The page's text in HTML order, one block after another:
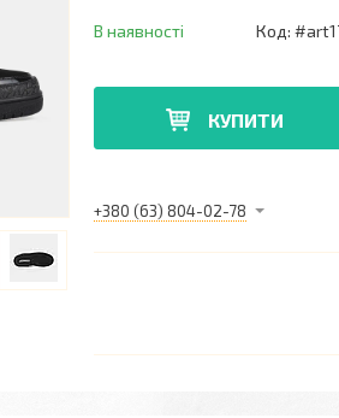
В наявності Код:
КУПИТИ
+380 (63) 804-02-78